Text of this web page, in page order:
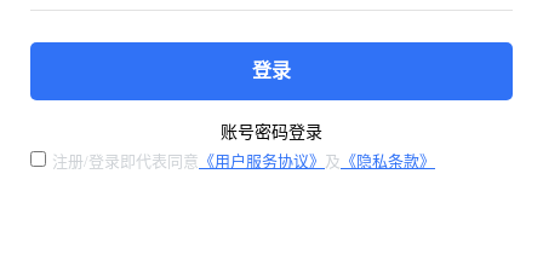
登录
账号密码登录
注册/登录即代表同意 《用户服务协议》 及 《隐私条款》